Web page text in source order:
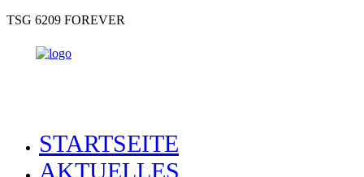
TSG 6209 FOREVER
STARTSEITE
AKTUELLES